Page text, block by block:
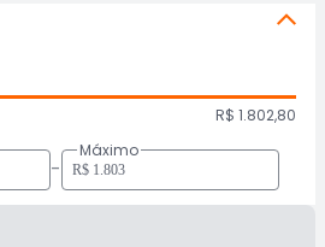
R$ 1.802,80
-
Máximo